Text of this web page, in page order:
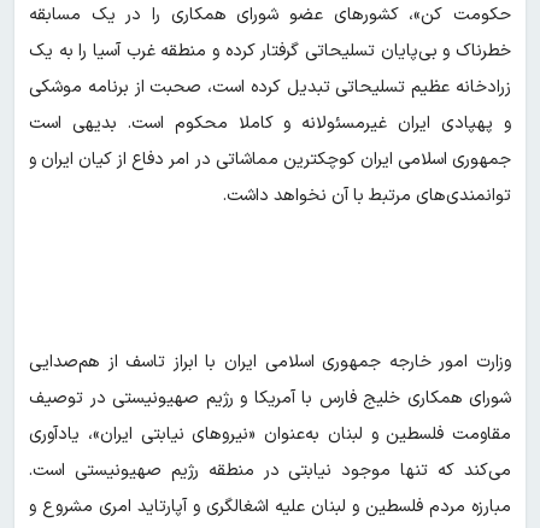
حکومت کن»، کشورهای عضو شورای همکاری را در یک مسابقه
خطرناک و بی‌پایان تسلیحاتی گرفتار کرده و منطقه غرب آسیا را به یک
زرادخانه عظیم تسلیحاتی تبدیل کرده است، صحبت از برنامه موشکی
و پهپادی ایران غیرمسئولانه و کاملا محکوم است. بدیهی است
جمهوری اسلامی ایران کوچکترین مماشاتی در امر دفاع از کیان ایران و
توانمندی‌های مرتبط با آن نخواهد داشت.
وزارت امور خارجه جمهوری اسلامی ایران با ابراز تاسف از هم‌صدایی
شورای همکاری خلیج فارس با آمریکا و رژیم صهیونیستی در توصیف
مقاومت فلسطین و لبنان به‌عنوان «نیروهای نیابتی ایران»، یادآوری
می‌کند که تنها موجود نیابتی در منطقه رژیم صهیونیستی است‌.
مبارزه مردم فلسطین و لبنان علیه اشغالگری و آپارتاید امری مشروع و